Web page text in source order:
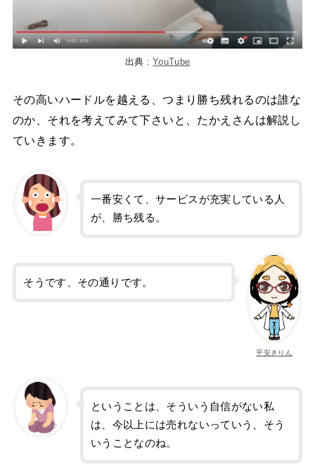
出典 :YouTube
その高いハードルを越える、つまり勝ち残れるのは誰な
のか、それを考えてみて下さいと、たかえさんは解説し
ていきます。
一番安くて、サービスが充実している人
が、勝ち残る。
平安きりん
そうです、その通りです。
ということは、そういう自信がない私
は、今以上には売れないっていう、そう
いうことなのね。